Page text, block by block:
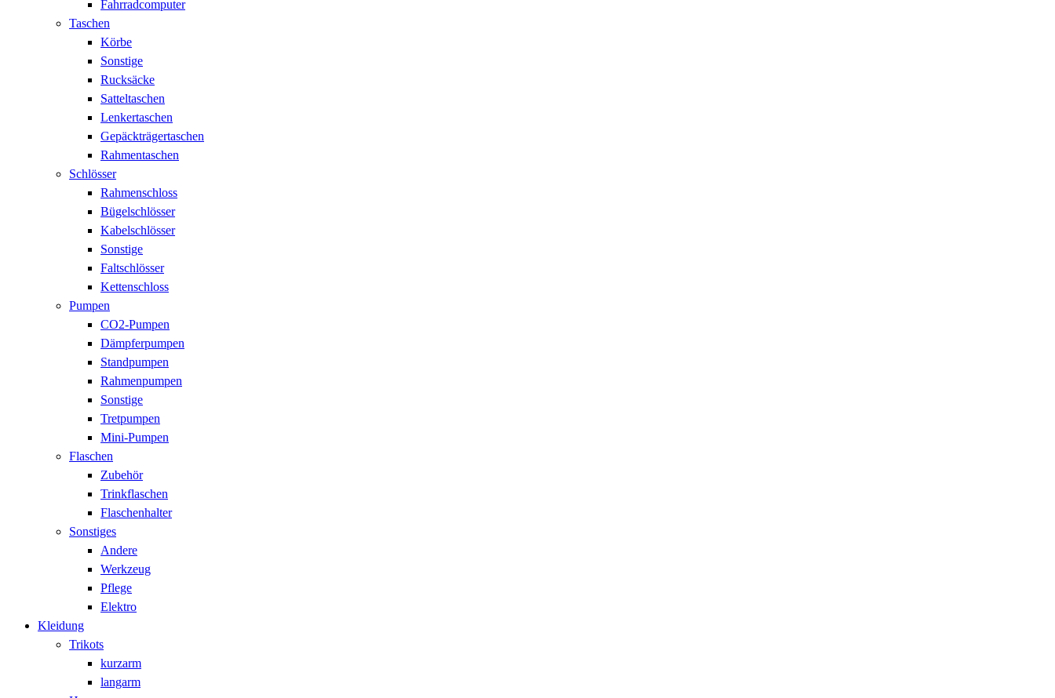
Fahrradcomputer
Taschen
Körbe
Sonstige
Rucksäcke
Satteltaschen
Lenkertaschen
Gepäckträgertaschen
Rahmentaschen
Schlösser
Rahmenschloss
Bügelschlösser
Kabelschlösser
Sonstige
Faltschlösser
Kettenschloss
Pumpen
CO2-Pumpen
Dämpferpumpen
Standpumpen
Rahmenpumpen
Sonstige
Tretpumpen
Mini-Pumpen
Flaschen
Zubehör
Trinkflaschen
Flaschenhalter
Sonstiges
Andere
Werkzeug
Pflege
Elektro
Kleidung
Trikots
kurzarm
langarm